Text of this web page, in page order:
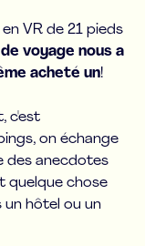
VR de 21 pieds
voyage nous a
acheté un!
c'est
on échange
des anecdotes
quelque chose
un hôtel ou un